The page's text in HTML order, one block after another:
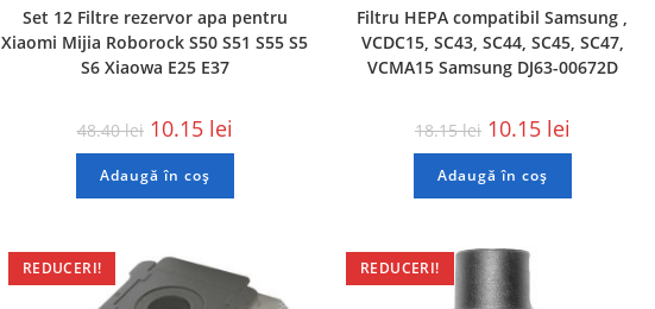
Set 12 Filtre rezervor apa pentru
Xiaomi Mijia Roborock S50 S51 S55 S5
S6 Xiaowa E25 E37
48.40lei 10.15 lei
Adaugă în coș
Filtru HEPA compatibil Samsung ,
VCDC15, SC43, SC44, SC45, SC47,
VCMA15 Samsung DJ63-00672D
18.15lei 10.15 lei
Adaugă în coș
REDUCERI! REDUCERI!